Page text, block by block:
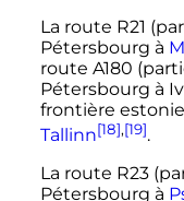
La route R21
Pétersbourg à
route A180
Pétersbourg à
frontière
Tallinn[18],[19].
La route R23
Pétersbourg à